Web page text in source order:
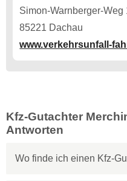
Simon-Warnberger-Weg
85221 Dachau
www.verkehrsunfall-
Kfz-Gutachter
Antworten
Wo finde ich einen Kfz-